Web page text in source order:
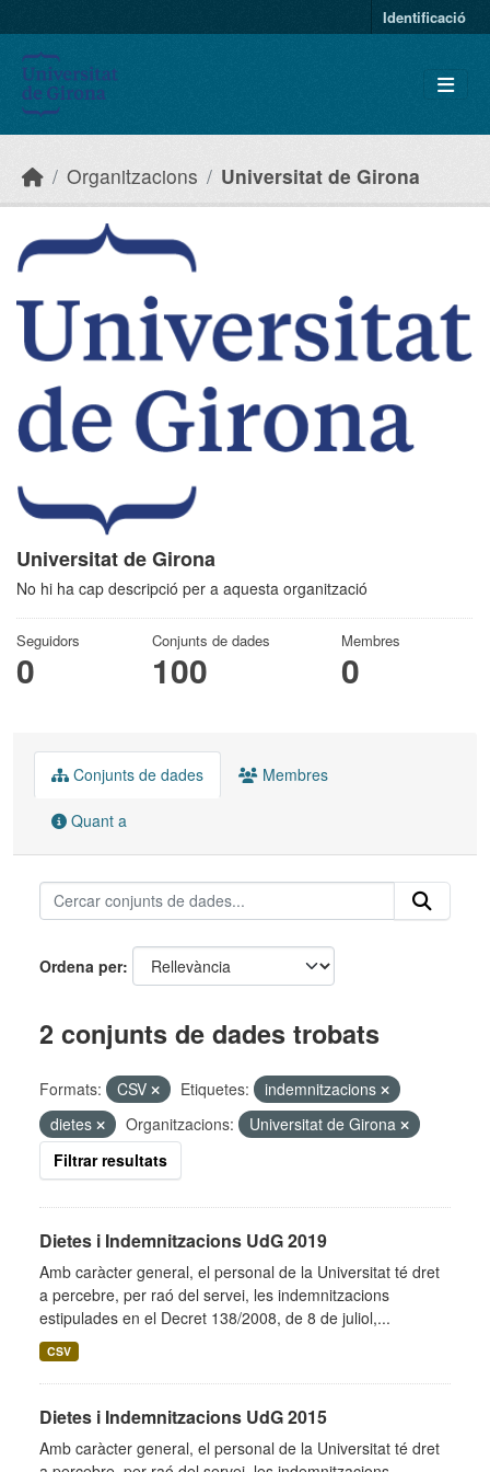
Identificació
Organitzacions Universitat de Girona
Universitat de Girona
No hi ha cap descripció per a aquesta organització
Seguidors
0
Conjunts de dades
100
Membres
0
Conjunts de dades Membres
Quant a
Ordena per
2 conjunts de dades trobats
Formats: CSV Etiquetes:
indemnitzacions
dietes
Organitzacions:
Universitat de Girona
Filtrar resultats
Dietes i Indemnitzacions UdG 2019
Amb caràcter general, el personal de la Universitat té dret
a percebre, per raó del servei, les indemnitzacions
estipulades en el Decret 138/2008, de 8 de juliol,...
CSV
Dietes i Indemnitzacions UdG 2015
Amb caràcter general, el personal de la Universitat té dret